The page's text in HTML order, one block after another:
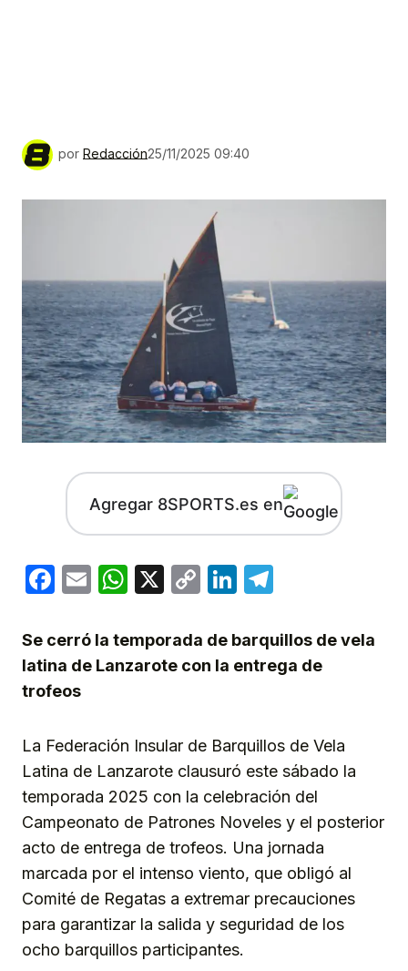
por Redacción25/11/2025 09:40
Agregar 8SPORTS.es en
Facebook
EmailWhatsApp
X
CopyLinkedIn
Se cerró la temporada de barquillos de vela
latina de Lanzarote con la entrega de
trofeos
La Federación Insular de Barquillos de Vela
Latina de Lanzarote clausuró este sábado la
temporada 2025 con la celebración del
Campeonato de Patrones Noveles y el posterior
acto de entrega de trofeos. Una jornada
marcada por el intenso viento, que obligó al
Comité de Regatas a extremar precauciones
para garantizar la salida y seguridad de los
ocho barquillos participantes.